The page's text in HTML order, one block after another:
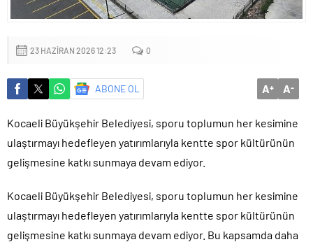
23 HAZIRAN 2026 12:23 0
ABONE OL A+ A-
Kocaeli Büyükşehir Belediyesi, sporu toplumun her kesimine
ulaştırmayı hedefleyen yatırımlarıyla kentte spor kültürünün
gelişmesine katkı sunmaya devam ediyor.
Kocaeli Büyükşehir Belediyesi, sporu toplumun her kesimine
ulaştırmayı hedefleyen yatırımlarıyla kentte spor kültürünün
gelişmesine katkı sunmaya devam ediyor. Bu kapsamda daha